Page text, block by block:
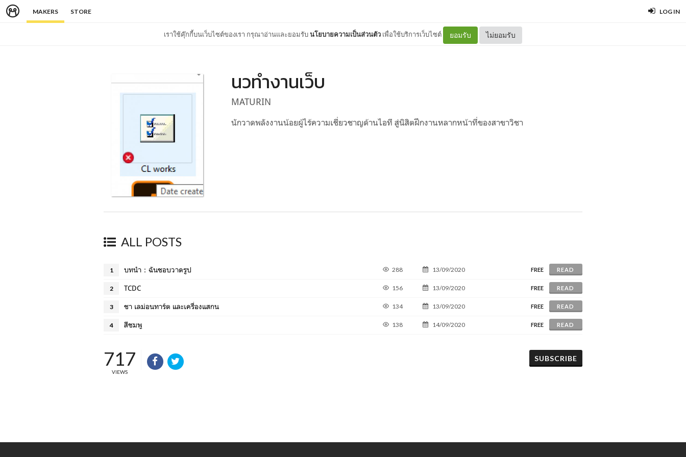
MAKERS STORE LOG IN
เราใช้คุ๊กกี้บนเว็บไซต์ของเรา กรุณาอ่านและยอมรับนโยบายความเป็นส่วนตัว เพื่อใช้บริการเว็บไซต์ ยอมรับ ไม่ยอมรับ
นวทำงานเว็บ
MATURIN
นักวาดพลังงานน้อยผู้ไร้ความเชี่ยวชาญด้านไอที สู่นิสิตฝึกงานหลากหน้าที่ของสาขาวิชา
ALL POSTS
1 บทนำ：ฉันชอบวาดรูป 288 13/09/2020 FREE READ
2 TCDC 156 13/09/2020 FREE READ
3 ชา เลม่อนทาร์ต และเครื่องแสกน 134 13/09/2020 FREE READ
4 สีชมพู 138 14/09/2020 FREE READ
717
VIEWS
SUBSCRIBE